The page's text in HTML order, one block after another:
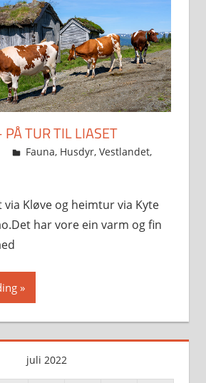
TUR TIL LIASET
Svein
Fauna, Husdyr, Vestlandet,
via Kløve og heimtur via Kyte
har vore ein varm og fin
juli 2022